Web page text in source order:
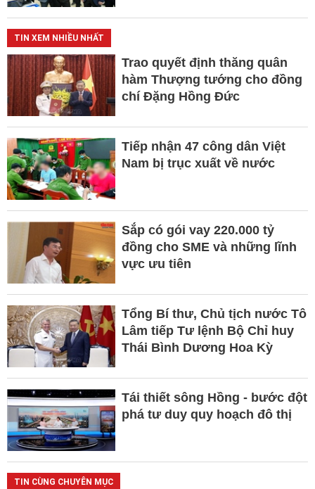
TIN XEM NHIỀU NHẤT
Trao quyết định thăng quân
hàm Thượng tướng cho đồng
chí Đặng Hồng Đức
Tiếp nhận 47 công dân Việt
Nam bị trục xuất về nước
Sắp có gói vay 220.000 tỷ
đồng cho SME và những lĩnh
vực ưu tiên
Tổng Bí thư, Chủ tịch nước Tô
Lâm tiếp Tư lệnh Bộ Chỉ huy
Thái Bình Dương Hoa Kỳ
Tái thiết sông Hồng - bước đột
phá tư duy quy hoạch đô thị
TIN CÙNG CHUYÊN MỤC